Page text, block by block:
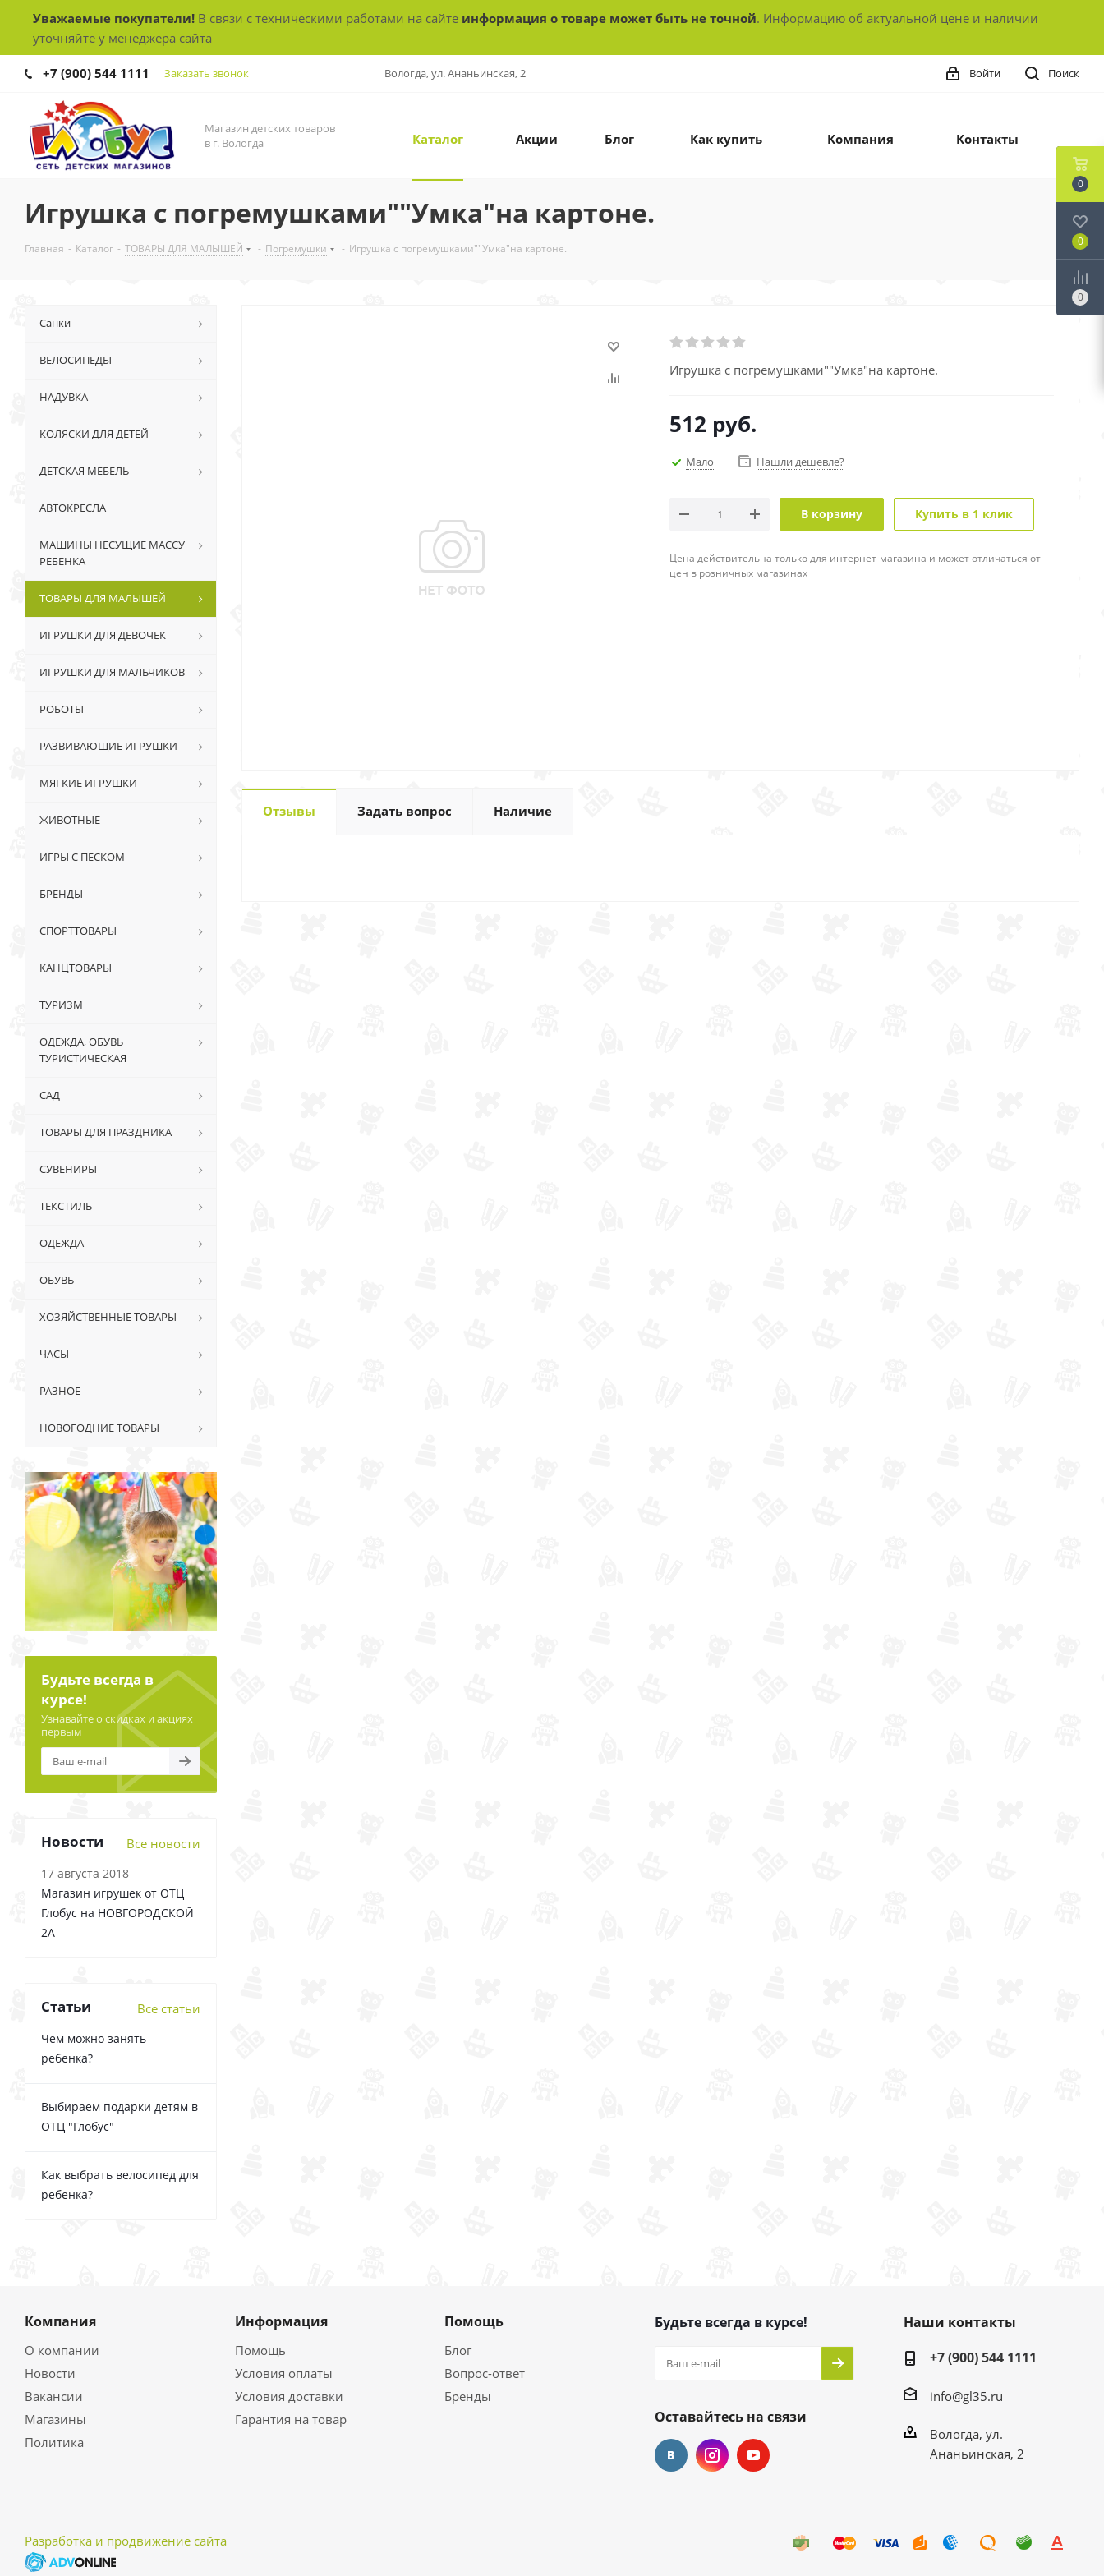
Уважаемые покупатели! В связи с техническими работами на сайте информация о товаре может быть не точной. Информацию об актуальной цене и наличии
уточняйте у менеджера сайта
+7 (900) 544 1111 Заказать звонок Вологда, ул. Ананьинская, 2 Поиск
Войти
Магазин детских товаров
в г. Вологда
Каталог Акции Блог Как купить Компания Контакты
Игрушка с погремушками""Умка"на картоне.
Главная - Каталог - ТОВАРЫ ДЛЯ МАЛЫШЕЙ - Погремушки - Игрушка с погремушками""Умка"на картоне.
Игрушка с погремушками""Умка"на картоне.
512 руб.
Мало Нашли дешевле?
В корзину Купить в 1 клик
Цена действительна только для интернет-магазина и может отличаться от
цен в розничных магазинах
Отзывы Задать вопрос Наличие
Санки
ВЕЛОСИПЕДЫ
НАДУВКА
КОЛЯСКИ ДЛЯ ДЕТЕЙ
ДЕТСКАЯ МЕБЕЛЬ
АВТОКРЕСЛА
МАШИНЫ НЕСУЩИЕ МАССУ
РЕБЕНКА
ТОВАРЫ ДЛЯ МАЛЫШЕЙ
ИГРУШКИ ДЛЯ ДЕВОЧЕК
ИГРУШКИ ДЛЯ МАЛЬЧИКОВ
РОБОТЫ
РАЗВИВАЮЩИЕ ИГРУШКИ
МЯГКИЕ ИГРУШКИ
ЖИВОТНЫЕ
ИГРЫ С ПЕСКОМ
БРЕНДЫ
СПОРТТОВАРЫ
КАНЦТОВАРЫ
ТУРИЗМ
ОДЕЖДА, ОБУВЬ
ТУРИСТИЧЕСКАЯ
САД
ТОВАРЫ ДЛЯ ПРАЗДНИКА
СУВЕНИРЫ
ТЕКСТИЛЬ
ОДЕЖДА
ОБУВЬ
ХОЗЯЙСТВЕННЫЕ ТОВАРЫ
ЧАСЫ
РАЗНОЕ
НОВОГОДНИЕ ТОВАРЫ
Будьте всегда в
курсе!
Узнавайте о скидках и акциях
первым
Новости Все новости
17 августа 2018
Магазин игрушек от ОТЦ
Глобус на НОВГОРОДСКОЙ
2А
Статьи Все статьи
Чем можно занять
ребенка?
Выбираем подарки детям в
ОТЦ "Глобус"
Как выбрать велосипед для
ребенка?
Компания
О компании
Новости
Вакансии
Магазины
Политика
Информация
Помощь
Условия оплаты
Условия доставки
Гарантия на товар
Помощь
Блог
Вопрос-ответ
Бренды
Будьте всегда в курсе!
Оставайтесь на связи
Наши контакты
+7 (900) 544 1111
info@gl35.ru
Вологда, ул.
Ананьинская, 2
Разработка и продвижение сайта
0
0
0